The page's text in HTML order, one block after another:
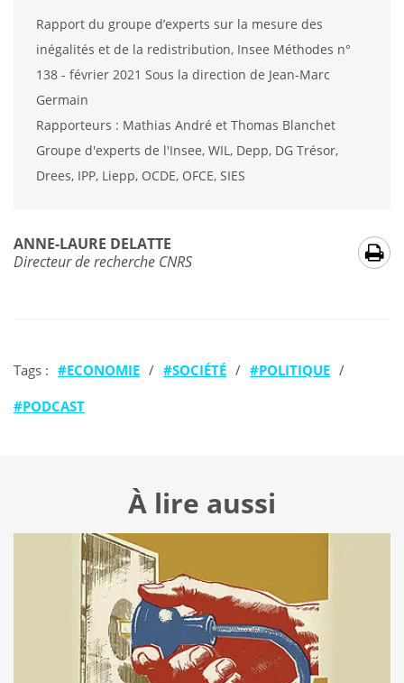
Rapport du groupe d’experts sur la mesure des
inégalités et de la redistribution, Insee Méthodes n°
138 - février 2021 Sous la direction de Jean-Marc
Germain
Rapporteurs : Mathias André et Thomas Blanchet
Groupe d'experts de l'Insee, WIL, Depp, DG Trésor,
Drees, IPP, Liepp, OCDE, OFCE, SIES
ANNE-LAURE DELATTE
Directeur de recherche CNRS
Tags : ECONOMIE / SOCIÉTÉ / POLITIQUE /
PODCAST
À lire aussi